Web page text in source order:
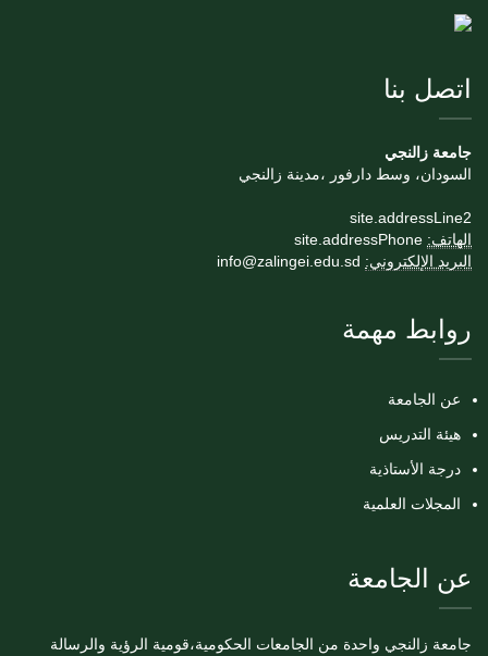
اتصل بنا
جامعة زالنجي
السودان، وسط دارفور ،مدينة زالنجي
site.addressLine2
الهاتف: site.addressPhone
البريد الإلكتروني: info@zalingei.edu.sd
روابط مهمة
عن الجامعة
هيئة التدريس
درجة الأستاذية
المجلات العلمية
عن الجامعة
جامعة زالنجي واحدة من الجامعات الحكومية،قومية الرؤية والرسالة